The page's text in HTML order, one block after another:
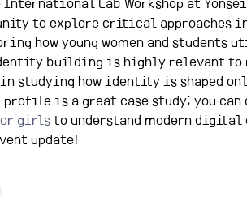
to explore critical approaches
how young women and
building is highly relevant to
studying how identity is shaped
is a great case study; you can
girls to understand modern digital
update!